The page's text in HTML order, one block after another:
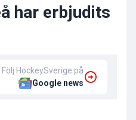
har erbjudits
Följ HockeySverige på
Google news